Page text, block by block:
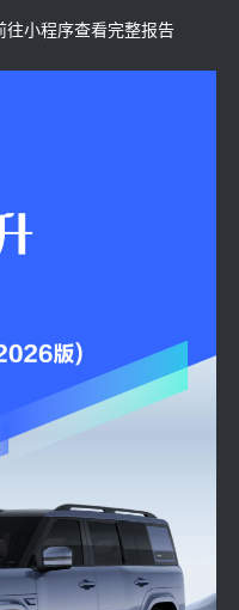
往小程序查看完整报告